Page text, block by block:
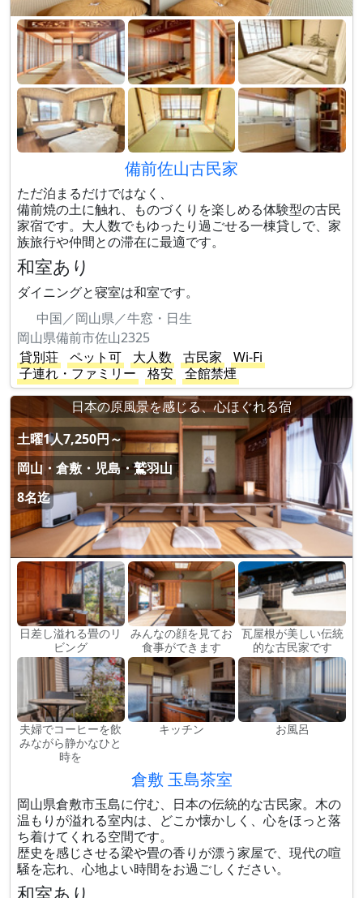
備前佐山古民家
ただ泊まるだけではなく、
備前焼の土に触れ、ものづくりを楽しめる体験型の古民
家宿です。大人数でもゆったり過ごせる一棟貸しで、家
族旅行や仲間との滞在に最適です。
和室あり
ダイニングと寝室は和室です。
中国／岡山県／牛窓・日生
岡山県備前市佐山2325
貸別荘
ペット可 大人数 古民家
Wi-Fi
子連れ・ファミリー
格安
全館禁煙
日本の原風景を感じる、心ほぐれる宿
土曜1人7,250円～
岡山・倉敷・児島・鷲羽山
8名迄
日差し溢れる畳のリ
ビング
みんなの顔を見てお
食事ができます
瓦屋根が美しい伝統
的な古民家です
夫婦でコーヒーを飲
みながら静かなひと
時を
キッチン お風呂
倉敷 玉島茶室
岡山県倉敷市玉島に佇む、日本の伝統的な古民家。木の
温もりが溢れる室内は、どこか懐かしく、心をほっと落
ち着けてくれる空間です。
歴史を感じさせる梁や畳の香りが漂う家屋で、現代の喧
騒を忘れ、心地よい時間をお過ごしください。